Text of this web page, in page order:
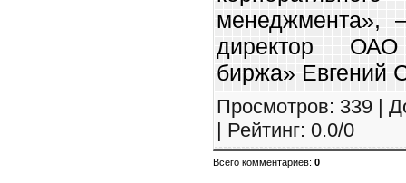
менеджмента»,
директор ОАО
биржа» Евгений
Просмотров: 339 |
| Рейтинг: 0.0/0
Всего комментариев: 0